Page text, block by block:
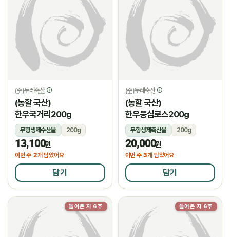
(주)두레축산
(농할 국산)
한우국거리200g
무항생제수산물
200g
냉장
13,100원
이번 주 2개 담았어요
담기
(주)두레축산
(농할 국산)
한우등심로스200g
무항생제축산물
200g
냉장
20,000원
이번 주 3개 담았어요
담기
들어온 지 6주 들어온 지 6주